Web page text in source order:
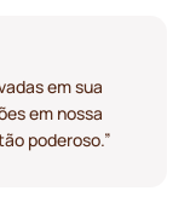
em sua
em nossa
poderoso.”